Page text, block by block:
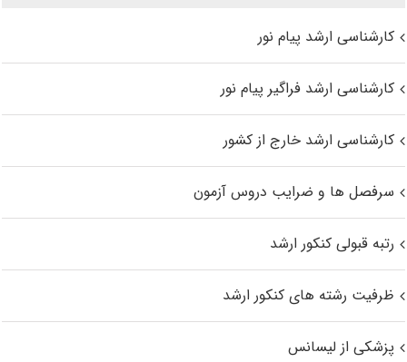
کارشناسی ارشد پیام نور
کارشناسی ارشد فراگیر پیام نور
کارشناسی ارشد خارج از کشور
سرفصل ها و ضرایب دروس آزمون
رتبه قبولی کنکور ارشد
ظرفیت رشته های کنکور ارشد
پزشکی از لیسانس